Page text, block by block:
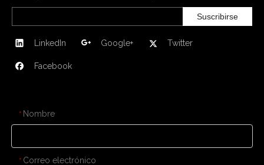
Suscribirse
LinkedIn Google+ Twitter
Facebook
* Nombre
* Correo electrónico